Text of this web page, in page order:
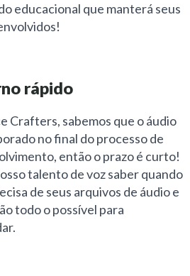
educacional que manterá seus
rápido
Crafters, sabemos que o áudio
no final do processo de
então o prazo é curto!
talento de voz saber quando
de seus arquivos de áudio e
todo o possível para